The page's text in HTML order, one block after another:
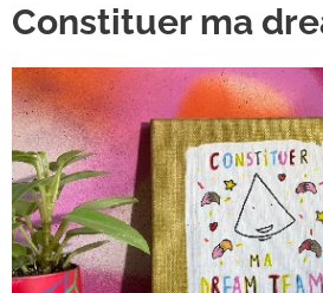
Constituer ma